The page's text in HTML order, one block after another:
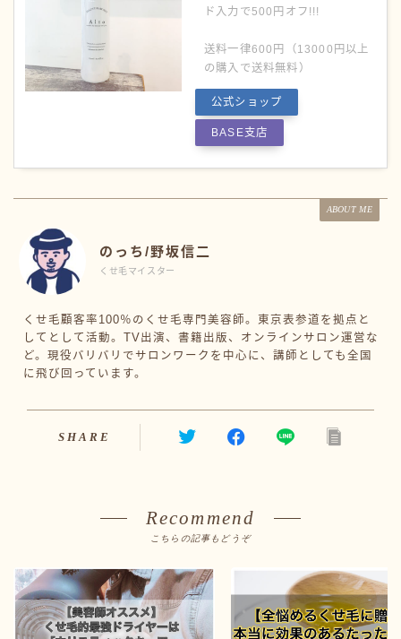
ド入力で500円オフ!!!
送料一律600円（13000円以上
の購入で送料無料）
公式ショップ
BASE支店
ABOUT ME
のっち/野坂信二
くせ毛マイスター
くせ毛顧客率100％のくせ毛専門美容師。東京表参道を拠点と
してとして活動。TV出演、書籍出版、オンラインサロン運営な
ど。現役バリバリでサロンワークを中心に、講師としても全国
に飛び回っています。
SHARE
Recommend
こちらの記事もどうぞ